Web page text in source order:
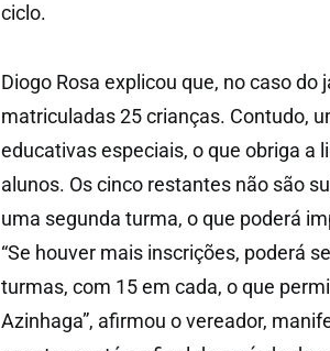
ciclo.
Diogo Rosa explicou que, no caso
matriculadas 25 crianças. Contudo,
educativas especiais, o que obriga a
alunos. Os cinco restantes não são
uma segunda turma, o que poderá
“Se houver mais inscrições, poderá
turmas, com 15 em cada, o que
Azinhaga”, afirmou o vereador,